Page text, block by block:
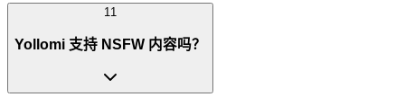
11
Yollomi 支持 NSFW 内容吗？